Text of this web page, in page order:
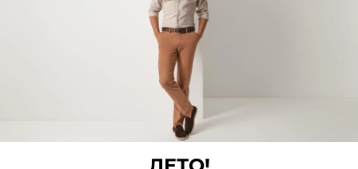
отлично подойдет для повседневной носки.
Отзывов еще никто не оставлял